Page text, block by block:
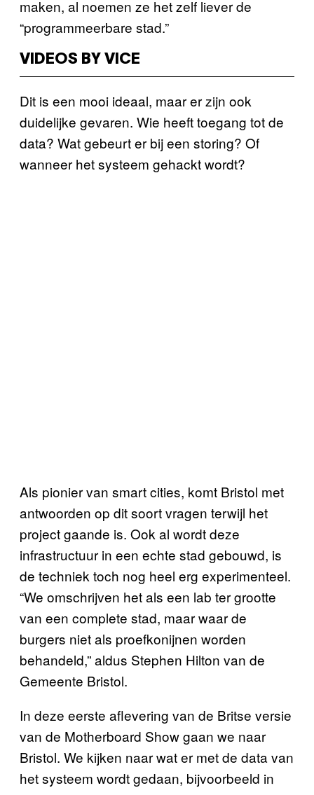
maken, al noemen ze het zelf liever de
“programmeerbare stad.”
VIDEOS BY VICE
Dit is een mooi ideaal, maar er zijn ook
duidelijke gevaren. Wie heeft toegang tot de
data? Wat gebeurt er bij een storing? Of
wanneer het systeem gehackt wordt?
Als pionier van smart cities, komt Bristol met
antwoorden op dit soort vragen terwijl het
project gaande is. Ook al wordt deze
infrastructuur in een echte stad gebouwd, is
de techniek toch nog heel erg experimenteel.
“We omschrijven het als een lab ter grootte
van een complete stad, maar waar de
burgers niet als proefkonijnen worden
behandeld,” aldus Stephen Hilton van de
Gemeente Bristol.
In deze eerste aflevering van de Britse versie
van de Motherboard Show gaan we naar
Bristol. We kijken naar wat er met de data van
het systeem wordt gedaan, bijvoorbeeld in